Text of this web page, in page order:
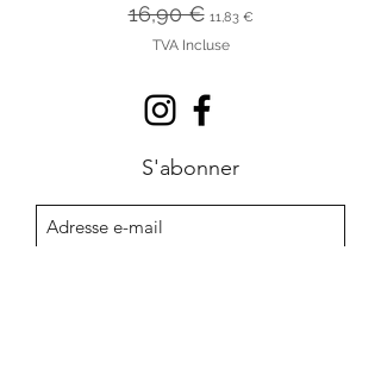
Prix original
16,90 € Prix promotionnel
11,83 €
TVA Incluse
S'abonner